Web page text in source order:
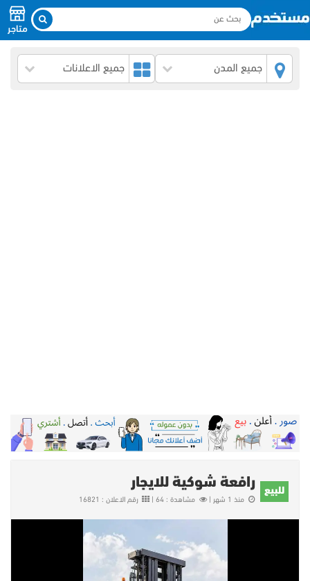
متاجر
جميع المدن جميع الاعلانات
للبيع رافعة شوكية للايجار
منذ 1 شهر | مشاهدة : 64 | رقم الاعلان : 16821